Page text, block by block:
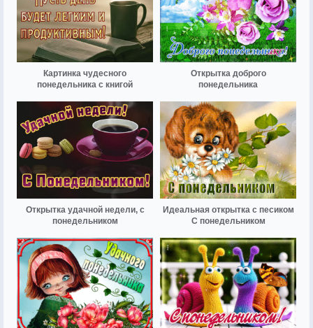
Картинка чудесного
понедельника с книгой
Открытка доброго
понедельника
Открытка удачной недели, с
понедельником
Идеальная открытка с песиком
С понедельником